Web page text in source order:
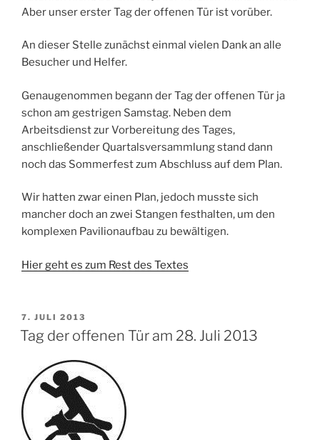
Aber unser erster Tag der offenen Tür ist vorüber.
An dieser Stelle zunächst einmal vielen Dank an alle
Besucher und Helfer.
Genaugenommen begann der Tag der offenen Tür ja
schon am gestrigen Samstag. Neben dem
Arbeitsdienst zur Vorbereitung des Tages,
anschließender Quartalsversammlung stand dann
noch das Sommerfest zum Abschluss auf dem Plan.
Wir hatten zwar einen Plan, jedoch musste sich
mancher doch an zwei Stangen festhalten, um den
komplexen Pavilionaufbau zu bewältigen.
Hier geht es zum Rest des Textes
VERÖFFENTLICHT
AM
7. JULI 2013
Tag der offenen Tür am 28. Juli 2013